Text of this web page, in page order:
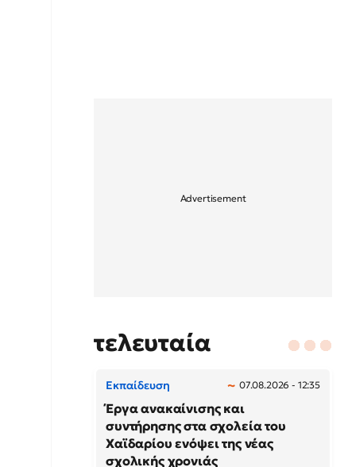
τελευταία
Εκπαίδευση 07.08.2026 - 12:35
Έργα ανακαίνισης και
συντήρησης στα σχολεία του
Χαϊδαρίου ενόψει της νέας
σχολικής χρονιάς